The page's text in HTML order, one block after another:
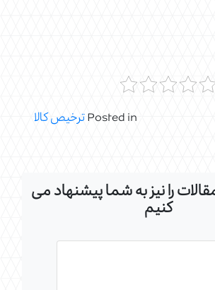
Posted inترخیص کالا
را نیز به شما پیشنهاد می
کنیم